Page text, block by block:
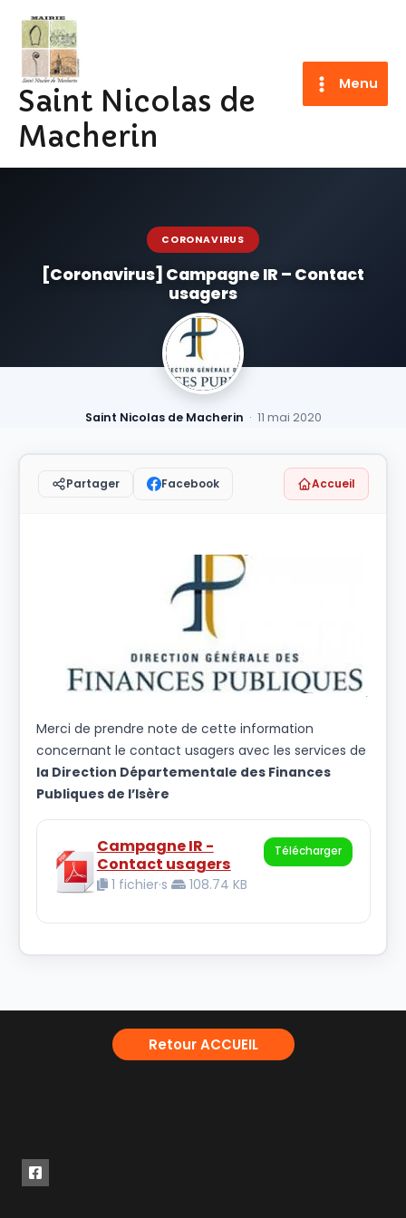
contenu
Saint Nicolas de
Macherin
Menu
CORONAVIRUS
[Coronavirus] Campagne IR – Contact
usagers
Saint Nicolas de Macherin · 11 mai 2020
Partager Facebook Accueil
Merci de prendre note de cette information
concernant le contact usagers avec les services de
la Direction Départementale des Finances
Publiques de l’Isère
Campagne IR -
Contact usagers
1 fichier·s 108.74 KB
Télécharger
Retour ACCUEIL